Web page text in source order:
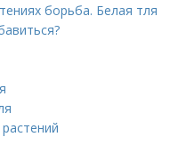
борьба. Белая тля